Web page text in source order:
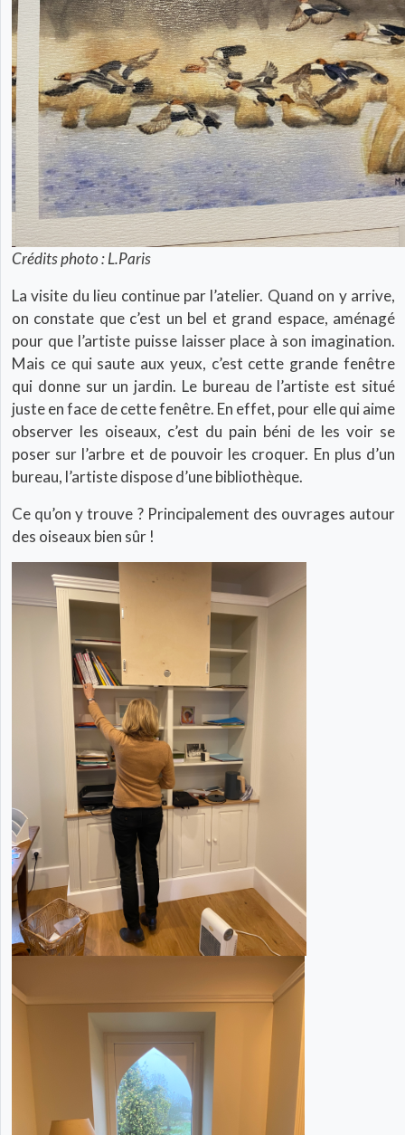
Crédits photo : L.Paris
La visite du lieu continue par l’atelier. Quand on y arrive,
on constate que c’est un bel et grand espace, aménagé
pour que l’artiste puisse laisser place à son imagination.
Mais ce qui saute aux yeux, c’est cette grande fenêtre
qui donne sur un jardin. Le bureau de l’artiste est situé
juste en face de cette fenêtre. En effet, pour elle qui aime
observer les oiseaux, c’est du pain béni de les voir se
poser sur l’arbre et de pouvoir les croquer. En plus d’un
bureau, l’artiste dispose d’une bibliothèque.
Ce qu’on y trouve ? Principalement des ouvrages autour
des oiseaux bien sûr !